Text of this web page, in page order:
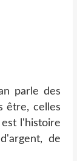
parle des
être, celles
l'histoire
de